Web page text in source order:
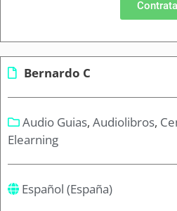
Contrata
Bernardo C
Audio Guias, Audiolibros,
Elearning
Español (España)